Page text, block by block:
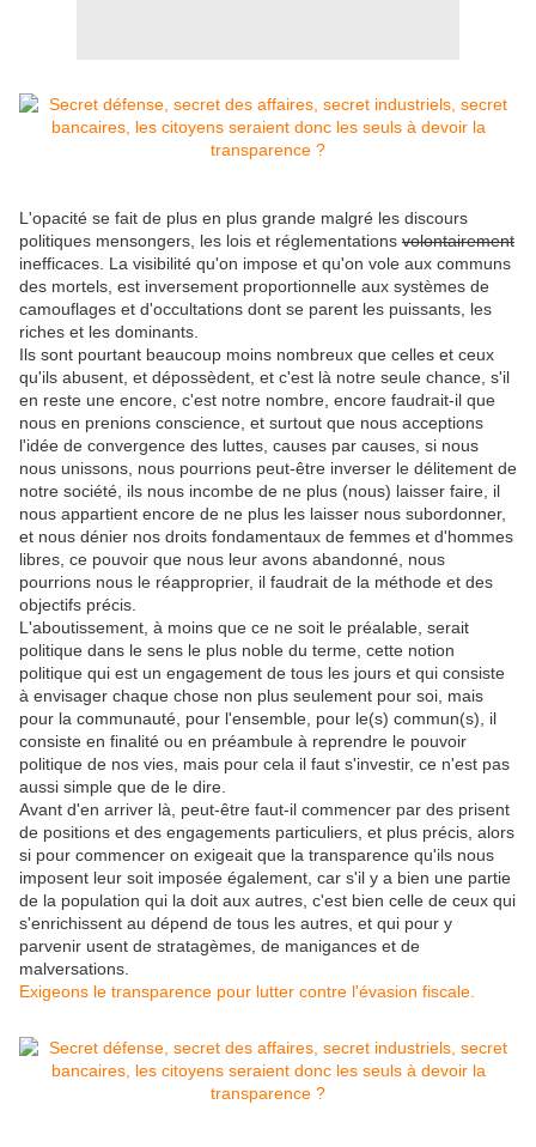
L'opacité se fait de plus en plus grande malgré les discours
politiques mensongers, les lois et réglementations volontairement
inefficaces. La visibilité qu'on impose et qu'on vole aux communs
des mortels, est inversement proportionnelle aux systèmes de
camouflages et d'occultations dont se parent les puissants, les
riches et les dominants.
Ils sont pourtant beaucoup moins nombreux que celles et ceux
qu'ils abusent, et dépossèdent, et c'est là notre seule chance, s'il
en reste une encore, c'est notre nombre, encore faudrait-il que
nous en prenions conscience, et surtout que nous acceptions
l'idée de convergence des luttes, causes par causes, si nous
nous unissons, nous pourrions peut-être inverser le délitement de
notre société, ils nous incombe de ne plus (nous) laisser faire, il
nous appartient encore de ne plus les laisser nous subordonner,
et nous dénier nos droits fondamentaux de femmes et d'hommes
libres, ce pouvoir que nous leur avons abandonné, nous
pourrions nous le réapproprier, il faudrait de la méthode et des
objectifs précis.
L'aboutissement, à moins que ce ne soit le préalable, serait
politique dans le sens le plus noble du terme, cette notion
politique qui est un engagement de tous les jours et qui consiste
à envisager chaque chose non plus seulement pour soi, mais
pour la communauté, pour l'ensemble, pour le(s) commun(s), il
consiste en finalité ou en préambule à reprendre le pouvoir
politique de nos vies, mais pour cela il faut s'investir, ce n'est pas
aussi simple que de le dire.
Avant d'en arriver là, peut-être faut-il commencer par des prisent
de positions et des engagements particuliers, et plus précis, alors
si pour commencer on exigeait que la transparence qu'ils nous
imposent leur soit imposée également, car s'il y a bien une partie
de la population qui la doit aux autres, c'est bien celle de ceux qui
s'enrichissent au dépend de tous les autres, et qui pour y
parvenir usent de stratagèmes, de manigances et de
malversations.
Exigeons le transparence pour lutter contre l'évasion fiscale.